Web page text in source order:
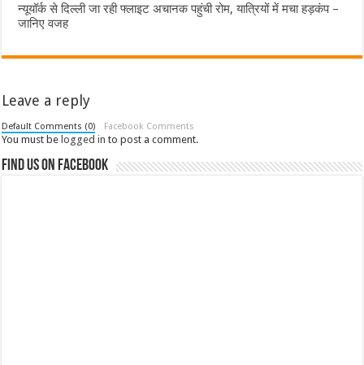
न्यूयॉर्क से दिल्ली जा रही फ्लाइट अचानक पहुंची रोम, यात्रियों में मचा हड़कंप –
जानिए वजह
Leave a reply
Default Comments (0) Facebook Comments
You must be logged in to post a comment.
Find us on Facebook